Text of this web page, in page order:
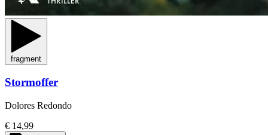
fragment
Stormoffer
Dolores Redondo
€ 14,99